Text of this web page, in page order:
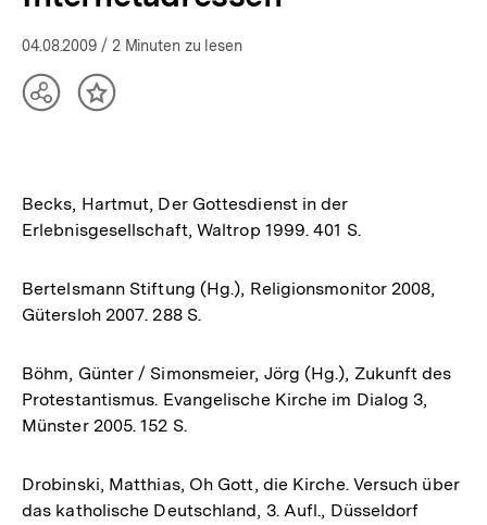
04.08.2009 / 2 Minuten zu lesen
TeilenInhalt
Becks, Hartmut, Der Gottesdienst in der
Erlebnisgesellschaft, Waltrop 1999. 401 S.
Bertelsmann Stiftung (Hg.), Religionsmonitor 2008,
Gütersloh 2007. 288 S.
Böhm, Günter / Simonsmeier, Jörg (Hg.), Zukunft des
Protestantismus. Evangelische Kirche im Dialog 3,
Münster 2005. 152 S.
Drobinski, Matthias, Oh Gott, die Kirche. Versuch über
das katholische Deutschland, 3. Aufl., Düsseldorf